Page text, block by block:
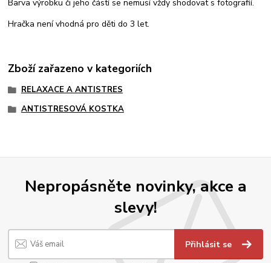
Barva výrobku či jeho částí se nemusí vždy shodovat s fotografií.
Hračka není vhodná pro děti do 3 let.
Zboží zařazeno v kategoriích
RELAXACE A ANTISTRES
ANTISTRESOVÁ KOSTKA
Nepropásněte novinky, akce a
slevy!
Přihlásit se